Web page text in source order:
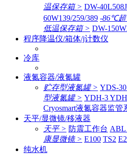
温保存箱 > DW-
60W139/259/389 -86℃超
低温保存箱 > DW-
程序降温仪/箱体/j计数仪
冷库
液氮容器/液氮罐
贮存型液氮罐 > YDS-
型液氮罐 > YDH-3
Cryosmart液氮容器监管
天平/显微镜/移液器
天平 > 防震工作台 ABL
康显微镜 > E100 TS2
纯水机